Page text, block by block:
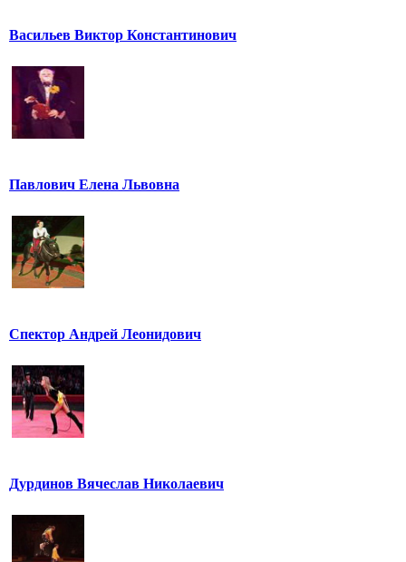
Васильев Виктор Константинович
Павлович Елена Львовна
Спектор Андрей Леонидович
Дурдинов Вячеслав Николаевич